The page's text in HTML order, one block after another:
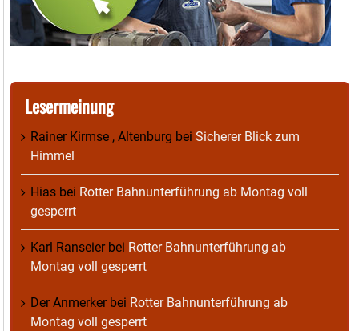
Lesermeinung
Rainer Kirmse , Altenburg bei Sicherer Blick zum
Himmel
Hias bei Rotter Bahnunterführung ab Montag voll
gesperrt
Karl Ranseierbei Rotter Bahnunterführung ab
Montag voll gesperrt
Der Anmerkerbei Rotter Bahnunterführung ab
Montag voll gesperrt